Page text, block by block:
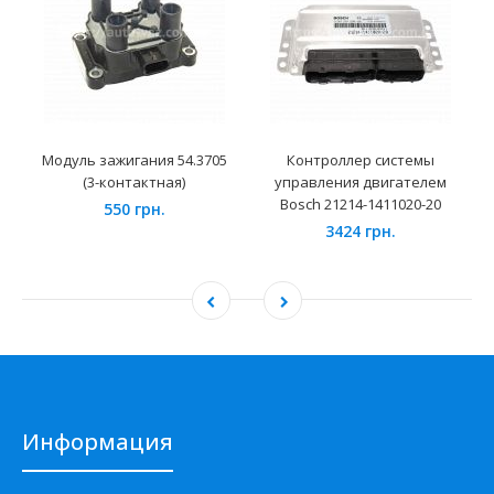
Модуль зажигания 54.3705
(3-контактная)
550 грн.
Контроллер системы
управления двигателем
Bosch 21214-1411020-20
3424 грн.
Информация